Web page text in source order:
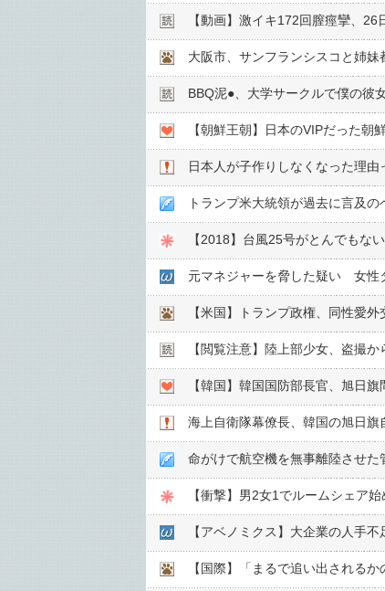
【動画】激イキ172回膣痙攣、
大阪市、サンフランシスコと姉
BBQ泥●︎、大学サークルで僕の彼
【朝鮮王朝】日本のVIPだった
日本人が子作りしなくなった理
トランプ米大統領が過去に言及
【2018】台風25号がとんでもな
元マネジャーを脅した疑い 女性
【閲覧注意】陸上部少女、盗撮
【韓国】韓国国防部長官、旭日
海上自衛隊幕僚長、韓国の旭日
【衝撃】男2女1でルームシェア
【アベノミクス】大企業の人手
【国際】「まるで追い出される